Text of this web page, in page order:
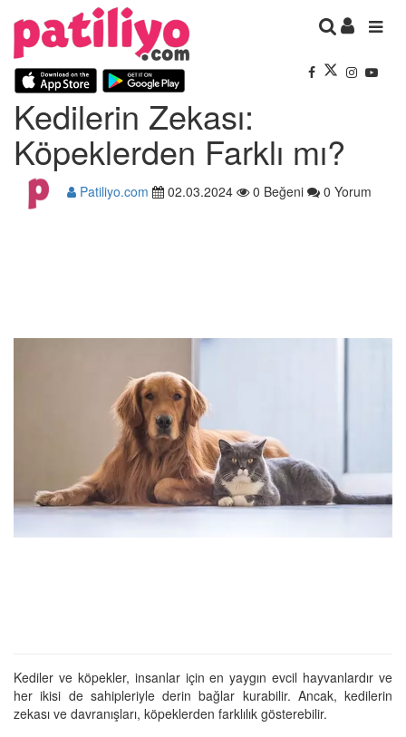
Kedilerin Zekası:
Köpeklerden Farklı mı?
Patiliyo.com 02.03.2024 0 Beğeni 0 Yorum
Kediler ve köpekler, insanlar için en yaygın evcil hayvanlardır ve
her ikisi de sahipleriyle derin bağlar kurabilir. Ancak, kedilerin
zekası ve davranışları, köpeklerden farklılık gösterebilir.